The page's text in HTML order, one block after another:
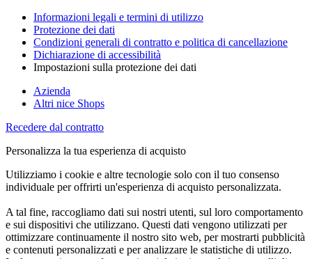
Informazioni legali e termini di utilizzo
Protezione dei dati
Condizioni generali di contratto e politica di cancellazione
Dichiarazione di accessibilità
Impostazioni sulla protezione dei dati
Azienda
Altri nice Shops
Recedere dal contratto
Personalizza la tua esperienza di acquisto
Utilizziamo i cookie e altre tecnologie solo con il tuo consenso
individuale per offrirti un'esperienza di acquisto personalizzata.
A tal fine, raccogliamo dati sui nostri utenti, sul loro comportamento
e sui dispositivi che utilizzano. Questi dati vengono utilizzati per
ottimizzare continuamente il nostro sito web, per mostrarti pubblicità
e contenuti personalizzati e per analizzare le statistiche di utilizzo.